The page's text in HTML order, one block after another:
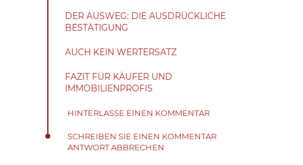
DER AUSWEG: DIE AUSDRÜCKLICHE
BESTÄTIGUNG
AUCH KEIN WERTERSATZ
FAZIT FÜR KÄUFER UND
IMMOBILIENPROFIS
HINTERLASSE EINEN KOMMENTAR
SCHREIBEN SIE EINEN KOMMENTAR
ANTWORT ABBRECHEN